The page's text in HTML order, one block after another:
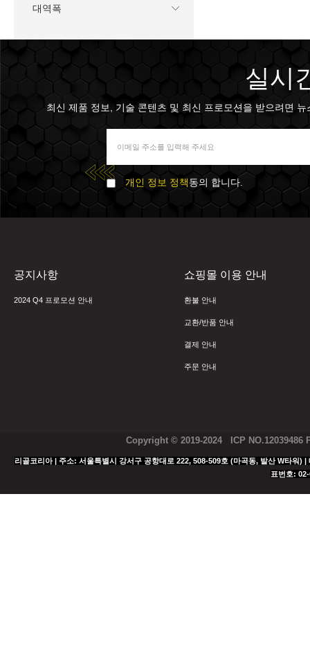
대역폭
실시
최신 제품 정보, 기술 콘텐츠 및 최신 프로모션을 받으려면
개인 정보 정책동의 합니다.
공지사항
2024 Q4 프로모션 안내
쇼핑몰 이용 안내
환불 안내
교환/반품 안내
결제 안내
주문 안내
Copyright © 2019-2024 ICP NO.12039486
리골코리아 | 주소: 서울특별시 강서구 공항대로 222, 508-509호 (마곡동, 발산 W타
표번호: